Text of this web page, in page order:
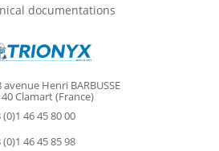
documentations
avenue Henri BARBUSSE
Clamart (France)
(0)1 46 45 80 00
(0)1 46 45 85 98